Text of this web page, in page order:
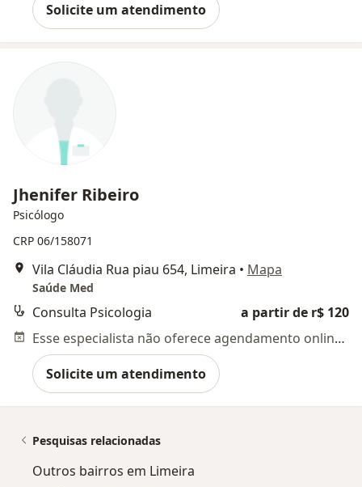
Solicite um atendimento
Jhenifer Ribeiro
Psicólogo
CRP 06/158071
Vila Cláudia Rua piau 654, Limeira • Mapa
Saúde Med
Consulta Psicologia
a partir de r$ 120
Esse especialista não oferece agendamento online para esse endereço.
Solicite um atendimento
Pesquisas relacionadas
Outros bairros em Limeira